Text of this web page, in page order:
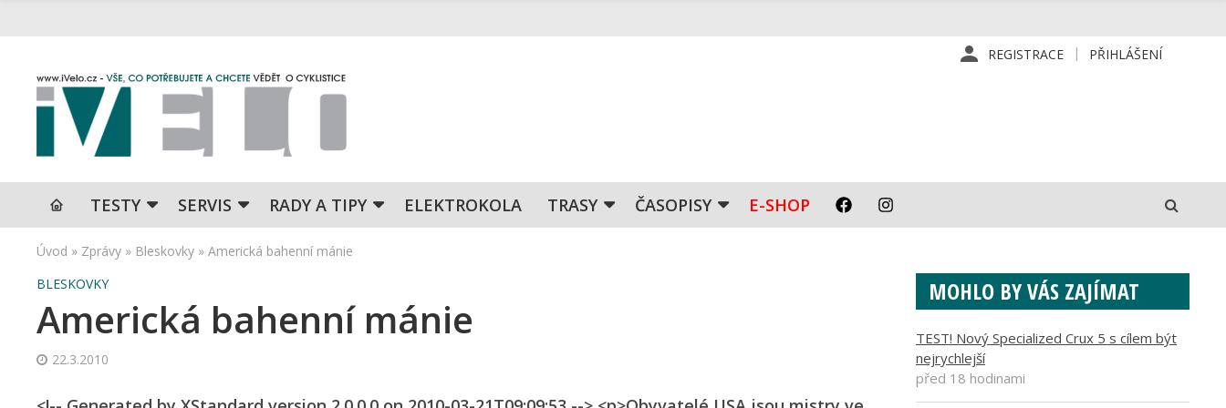
REGISTRACE PŘIHLÁŠENÍ
TESTY SERVIS RADY A TIPY ELEKTROKOLA TRASY ČASOPISY E-SHOP
Úvod » Zprávy » Bleskovky » Americká bahenní mánie
BLESKOVKY
Americká bahenní mánie
22.3.2010
MOHLO BY VÁS ZAJÍMAT
TEST! Nový Specialized Crux 5 s cílem být
nejrychlejší
před 18 hodinami